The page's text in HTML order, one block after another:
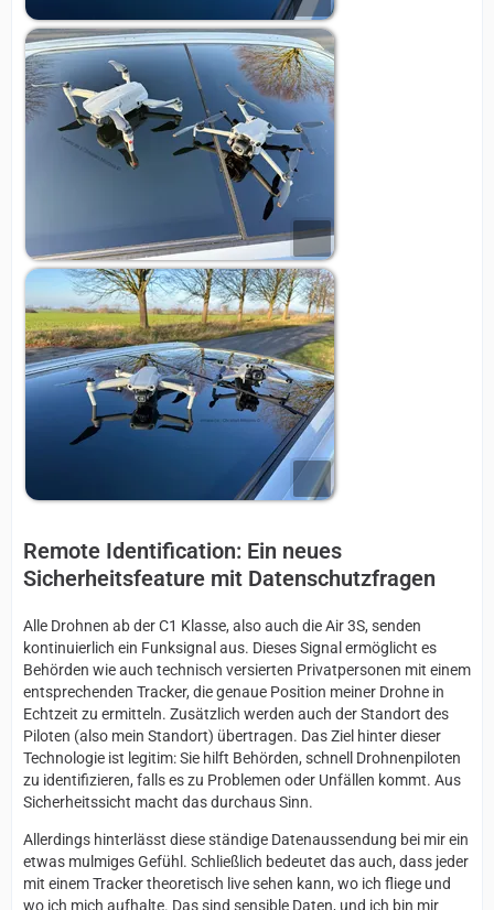
Remote Identification: Ein neues
Sicherheitsfeature mit Datenschutzfragen
Alle Drohnen ab der C1 Klasse, also auch die Air 3S, senden
kontinuierlich ein Funksignal aus. Dieses Signal ermöglicht es
Behörden wie auch technisch versierten Privatpersonen mit einem
entsprechenden Tracker, die genaue Position meiner Drohne in
Echtzeit zu ermitteln. Zusätzlich werden auch der Standort des
Piloten (also mein Standort) übertragen. Das Ziel hinter dieser
Technologie ist legitim: Sie hilft Behörden, schnell Drohnenpiloten
zu identifizieren, falls es zu Problemen oder Unfällen kommt. Aus
Sicherheitssicht macht das durchaus Sinn.
Allerdings hinterlässt diese ständige Datenaussendung bei mir ein
etwas mulmiges Gefühl. Schließlich bedeutet das auch, dass jeder
mit einem Tracker theoretisch live sehen kann, wo ich fliege und
wo ich mich aufhalte. Das sind sensible Daten, und ich bin mir